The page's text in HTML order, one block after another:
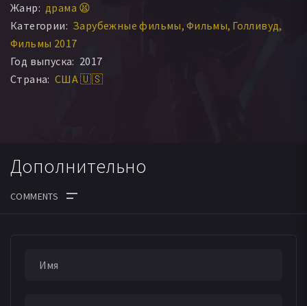
Жанр: драма 😫
Категории: Зарубежные фильмы Фильмы Голливуд
Фильмы 2017
Год выпуска: 2017
Страна: США 🇺🇸
Дополнительно